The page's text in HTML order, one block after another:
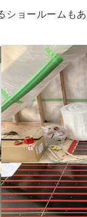
ョールームも